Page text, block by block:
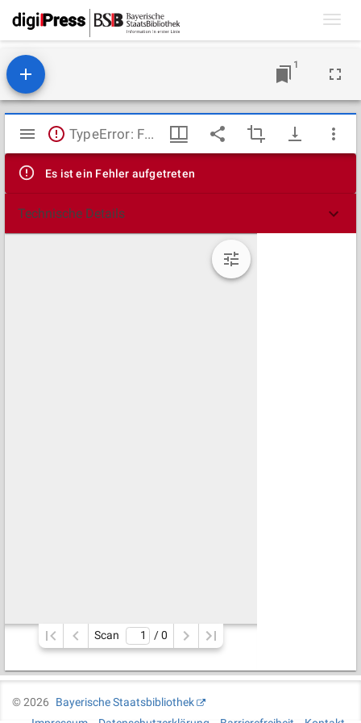
1
Mirador
Viewer
TypeError: Failed to fetch
Es ist ein Fehler aufgetreten
Technische Details
Scan / 0
©2026
Bayerische Staatsbibliothek